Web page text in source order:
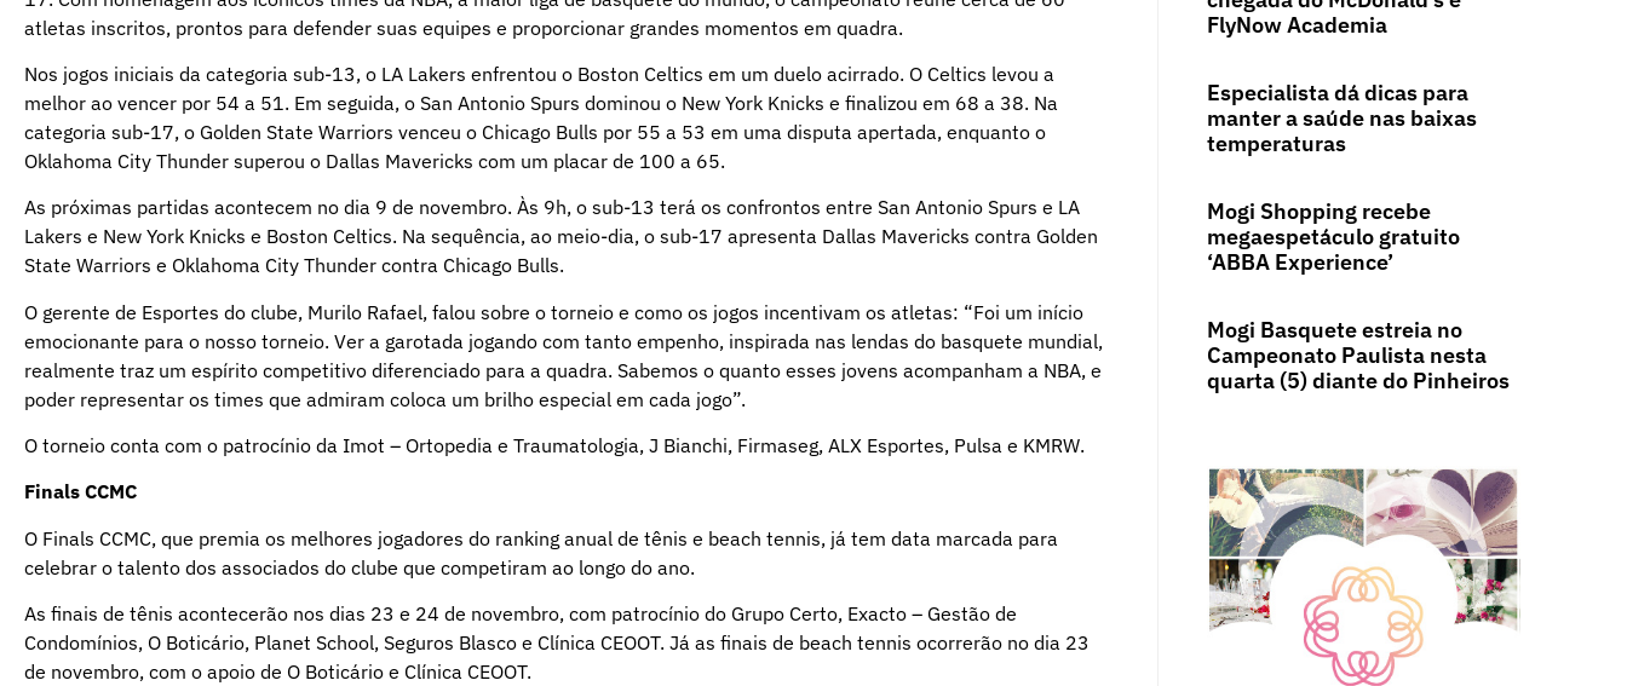
atletas inscritos, prontos para defender suas equipes e proporcionar grandes momentos em quadra.
Nos jogos iniciais da categoria sub-13, o LA Lakers enfrentou o Boston Celtics em um duelo acirrado. O Celtics levou a
melhor ao vencer por 54 a 51. Em seguida, o San Antonio Spurs dominou o New York Knicks e finalizou em 68 a 38. Na
categoria sub-17, o Golden State Warriors venceu o Chicago Bulls por 55 a 53 em uma disputa apertada, enquanto o
Oklahoma City Thunder superou o Dallas Mavericks com um placar de 100 a 65.
As próximas partidas acontecem no dia 9 de novembro. Às 9h, o sub-13 terá os confrontos entre San Antonio Spurs e LA
Lakers e New York Knicks e Boston Celtics. Na sequência, ao meio-dia, o sub-17 apresenta Dallas Mavericks contra Golden
State Warriors e Oklahoma City Thunder contra Chicago Bulls.
O gerente de Esportes do clube, Murilo Rafael, falou sobre o torneio e como os jogos incentivam os atletas: “Foi um início
emocionante para o nosso torneio. Ver a garotada jogando com tanto empenho, inspirada nas lendas do basquete mundial,
realmente traz um espírito competitivo diferenciado para a quadra. Sabemos o quanto esses jovens acompanham a NBA, e
poder representar os times que admiram coloca um brilho especial em cada jogo”.
O torneio conta com o patrocínio da Imot – Ortopedia e Traumatologia, J Bianchi, Firmaseg, ALX Esportes, Pulsa e KMRW.
Finals CCMC
O Finals CCMC, que premia os melhores jogadores do ranking anual de tênis e beach tennis, já tem data marcada para
celebrar o talento dos associados do clube que competiram ao longo do ano.
As finais de tênis acontecerão nos dias 23 e 24 de novembro, com patrocínio do Grupo Certo, Exacto – Gestão de
Condomínios, O Boticário, Planet School, Seguros Blasco e Clínica CEOOT. Já as finais de beach tennis ocorrerão no dia 23
de novembro, com o apoio de O Boticário e Clínica CEOOT.
FlyNow Academia
Especialista dá dicas para
manter a saúde nas baixas
temperaturas
Mogi Shopping recebe
megaespetáculo gratuito
‘ABBA Experience’
Mogi Basquete estreia no
Campeonato Paulista nesta
quarta (5) diante do Pinheiros